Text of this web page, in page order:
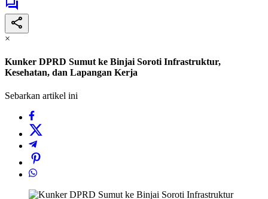
×
Kunker DPRD Sumut ke Binjai Soroti Infrastruktur,
Kesehatan, dan Lapangan Kerja
Sebarkan artikel ini